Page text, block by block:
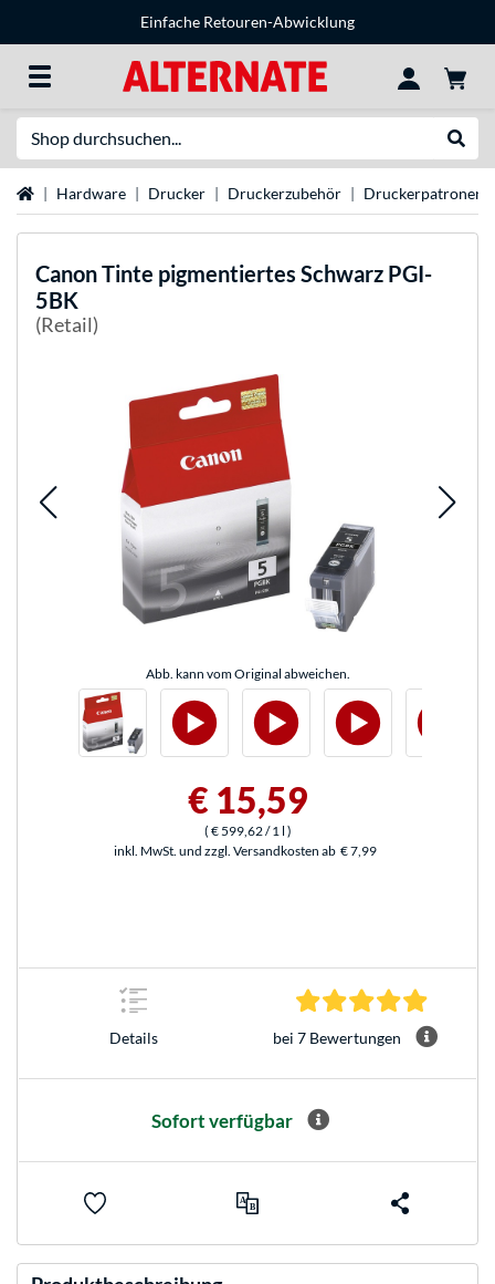
Einfache Retouren-Abwicklung
StartseiteHardware Drucker Druckerzubehör Druckerpatronen
CanonTinte pigmentiertes Schwarz PGI-
5BK
(Retail)
Abb. kann vom Original abweichen.
€ 15,59
( € 599,62/ 1 l )
inkl. MwSt. und zzgl. Versandkosten ab € 7,99
Details bei 7 Bewertungen
Sofort verfügbar